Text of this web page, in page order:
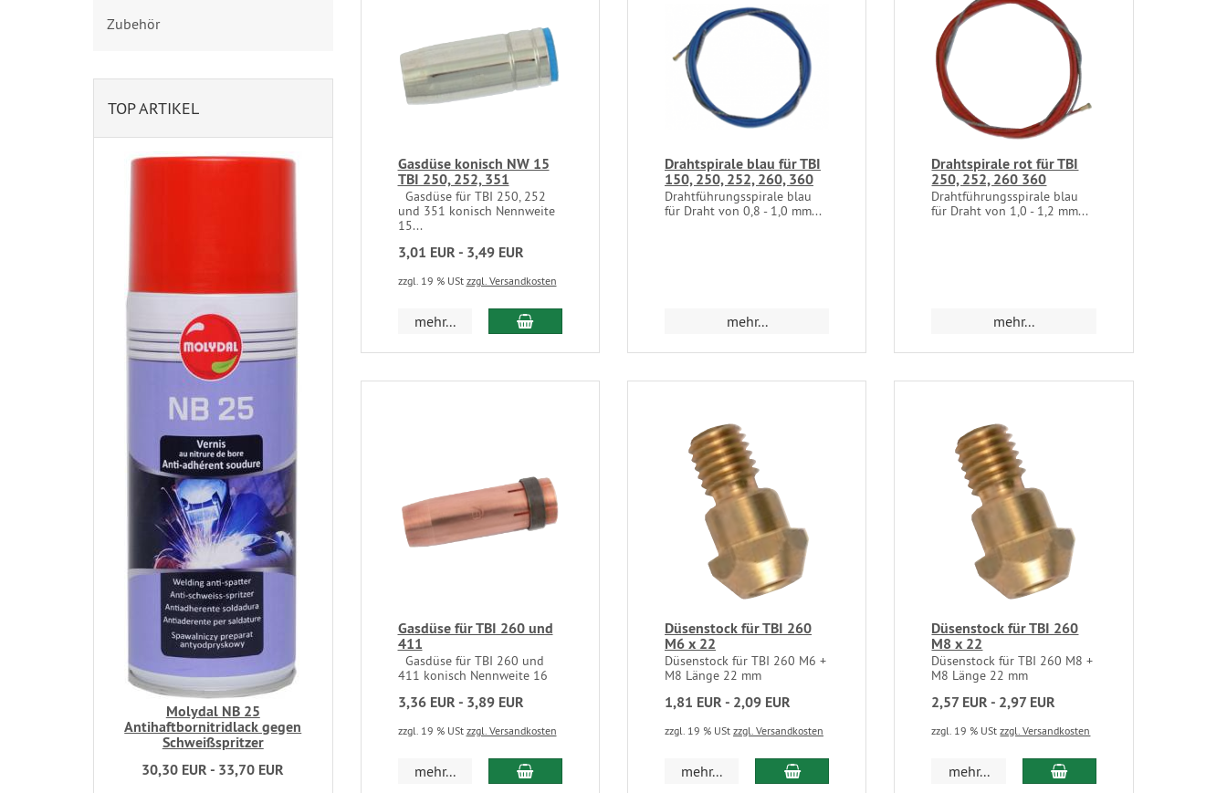
Gasdüse konisch NW 15
TBI 250, 252, 351
Gasdüse für TBI 250, 252
und 351 konisch Nennweite
15...
3,01 EUR - 3,49 EUR
zzgl. 19 % USt zzgl. Versandkosten
mehr...
Drahtspirale blau für TBI
150, 250, 252, 260, 360
Drahtführungsspirale blau
für Draht von 0,8 - 1,0 mm...
mehr...
Drahtspirale rot für TBI
250, 252, 260 360
Drahtführungsspirale blau
für Draht von 1,0 - 1,2 mm...
mehr...
Gasdüse für TBI 260 und
411
Gasdüse für TBI 260 und
411 konisch Nennweite 16
3,36 EUR - 3,89 EUR
zzgl. 19 % USt zzgl. Versandkosten
mehr...
Düsenstock für TBI 260
M6 x 22
Düsenstock für TBI 260 M6 +
M8 Länge 22 mm
1,81 EUR - 2,09 EUR
zzgl. 19 % USt zzgl. Versandkosten
mehr...
Düsenstock für TBI 260
M8 x 22
Düsenstock für TBI 260 M8 +
M8 Länge 22 mm
2,57 EUR - 2,97 EUR
zzgl. 19 % UStzzgl. Versandkosten
mehr...
Zubehör
TOP ARTIKEL
Molydal NB 25
Antihaftbornitridlack gegen
Schweißspritzer
30,30 EUR - 33,70 EUR